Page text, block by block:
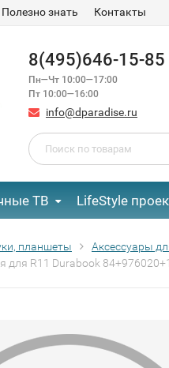
Полезно знать Контакты
8(495)646-15-85
Пн—Чт 10:00—17:00
Пт 10:00—16:00
info@dparadise.ru
ТВ LifeStyle
планшеты Аксессуары
для R11 Durabook